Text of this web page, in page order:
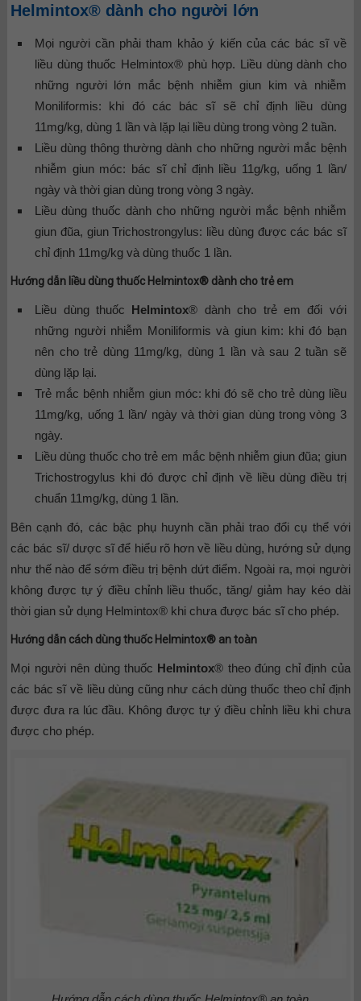
Helmintox® dành cho người lớn
Mọi người cần phải tham khảo ý kiến của các bác sĩ về
liều dùng thuốc Helmintox® phù hợp. Liều dùng dành cho
những người lớn mắc bệnh nhiễm giun kim và nhiễm
Moniliformis: khi đó các bác sĩ sẽ chỉ định liều dùng
11mg/kg, dùng 1 lần và lặp lại liều dùng trong vòng 2 tuần.
Liều dùng thông thường dành cho những người mắc bệnh
nhiễm giun móc: bác sĩ chỉ định liều 11g/kg, uống 1 lần/
ngày và thời gian dùng trong vòng 3 ngày.
Liều dùng thuốc dành cho những người mắc bệnh nhiễm
giun đũa, giun Trichostrongylus: liều dùng được các bác sĩ
chỉ định 11mg/kg và dùng thuốc 1 lần.
Hướng dẫn liều dùng thuốc Helmintox® dành cho trẻ em
Liều dùng thuốc Helmintox® dành cho trẻ em đối với
những người nhiễm Moniliformis và giun kim: khi đó bạn
nên cho trẻ dùng 11mg/kg, dùng 1 lần và sau 2 tuần sẽ
dùng lặp lại.
Trẻ mắc bệnh nhiễm giun móc: khi đó sẽ cho trẻ dùng liều
11mg/kg, uống 1 lần/ ngày và thời gian dùng trong vòng 3
ngày.
Liều dùng thuốc cho trẻ em mắc bệnh nhiễm giun đũa; giun
Trichostrogylus khi đó được chỉ định về liều dùng điều trị
chuẩn 11mg/kg, dùng 1 lần.
Bên cạnh đó, các bậc phụ huynh cần phải trao đổi cụ thể với
các bác sĩ/ dược sĩ để hiểu rõ hơn về liều dùng, hướng sử dụng
như thế nào để sớm điều trị bệnh dứt điểm. Ngoài ra, mọi người
không được tự ý điều chỉnh liều thuốc, tăng/ giảm hay kéo dài
thời gian sử dụng Helmintox® khi chưa được bác sĩ cho phép.
Hướng dẫn cách dùng thuốc Helmintox® an toàn
Mọi người nên dùng thuốc Helmintox® theo đúng chỉ định của
các bác sĩ về liều dùng cũng như cách dùng thuốc theo chỉ định
được đưa ra lúc đầu. Không được tự ý điều chỉnh liều khi chưa
được cho phép.